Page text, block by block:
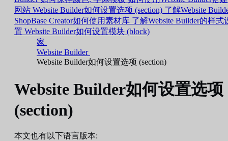
网站 Website Builder如何设置选项 (section) 了解Website
ShopBase Creator如何使用素材库 了解Website Builder的样式
置 Website Builder如何设置模块 (block)
家
Website Builder
Website Builder如何设置选项 (section)
Website Builder如何设置选项
(section)
本文也有以下语言版本: